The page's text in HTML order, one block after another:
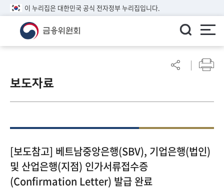
이 누리집은 대한민국 공식 전자정부 누리집입니다.
린
이알
참
여
마
당
보도자료
[보도참고] 베트남중앙은행(SBV), 기업은행(법인)
및 산업은행(지점) 인가서류접수증
(Confirmation Letter) 발급 완료